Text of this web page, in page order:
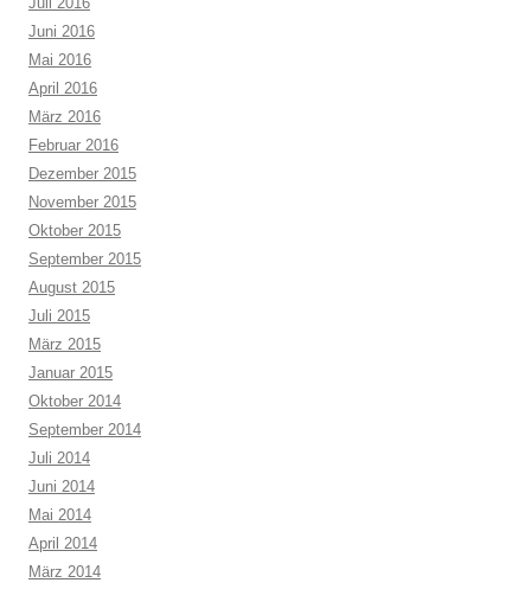
Juni 2016
Mai 2016
April 2016
März 2016
Februar 2016
Dezember 2015
November 2015
Oktober 2015
September 2015
August 2015
Juli 2015
März 2015
Januar 2015
Oktober 2014
September 2014
Juli 2014
Juni 2014
Mai 2014
April 2014
März 2014